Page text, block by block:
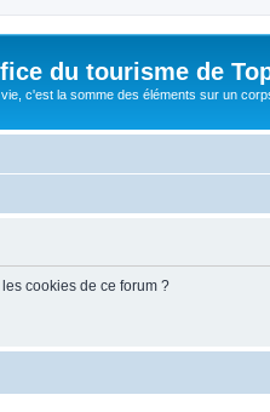
du tourisme de
c'est la somme des éléments sur un
cookies de ce forum ?